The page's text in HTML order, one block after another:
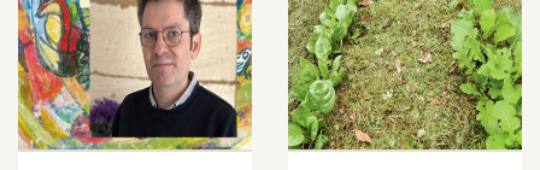
Expérimentation
Fleur
Jardin bio
Légumes
Légumineuse